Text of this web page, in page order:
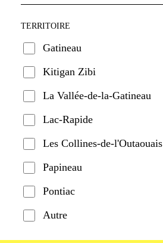
TERRITOIRE
Gatineau
Kitigan Zibi
La Vallée-de-la-Gatineau
Lac-Rapide
Les Collines-de-l'Outaouais
Papineau
Pontiac
Autre